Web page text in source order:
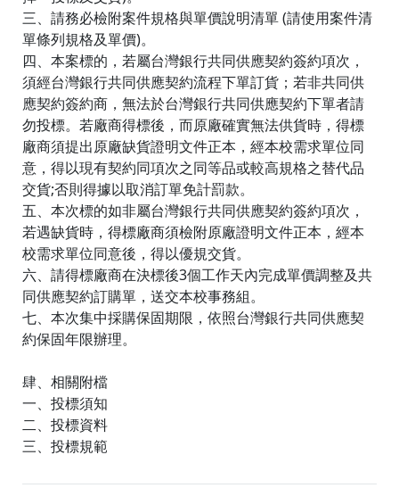
三、請務必檢附案件規格與單價說明清單 (請使用案件清
單條列規格及單價)。
四、本案標的，若屬台灣銀行共同供應契約簽約項次，
須經台灣銀行共同供應契約流程下單訂貨；若非共同供
應契約簽約商，無法於台灣銀行共同供應契約下單者請
勿投標。若廠商得標後，而原廠確實無法供貨時，得標
廠商須提出原廠缺貨證明文件正本，經本校需求單位同
意，得以現有契約同項次之同等品或較高規格之替代品
交貨;否則得據以取消訂單免計罰款。
五、本次標的如非屬台灣銀行共同供應契約簽約項次，
若遇缺貨時，得標廠商須檢附原廠證明文件正本，經本
校需求單位同意後，得以優規交貨。
六、請得標廠商在決標後3個工作天內完成單價調整及共
同供應契約訂購單，送交本校事務組。
七、本次集中採購保固期限，依照台灣銀行共同供應契
約保固年限辦理。
肆、相關附檔
一、投標須知
二、投標資料
三、投標規範